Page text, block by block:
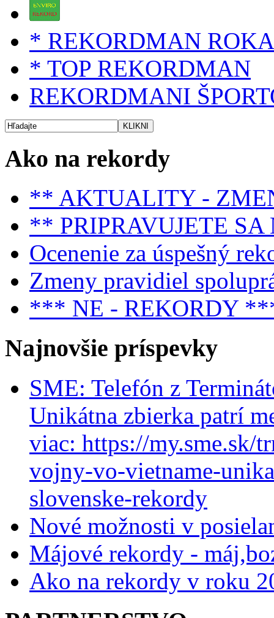
* REKORDMAN ROKA
* TOP REKORDMAN
REKORDMANI
Ako na rekordy
** AKTUALITY -
** PRIPRAVUJETE SA
Ocenenie za úspešný
Zmeny pravidiel
*** NE - REKORDY
Najnovšie príspevky
SME: Telefón z
Unikátna zbierka patrí
viac: https://my.sme.sk/
vojny-vo-vietname-
slovenske-rekordy
Nové možnosti v
Májové rekordy -
Ako na rekordy v roku